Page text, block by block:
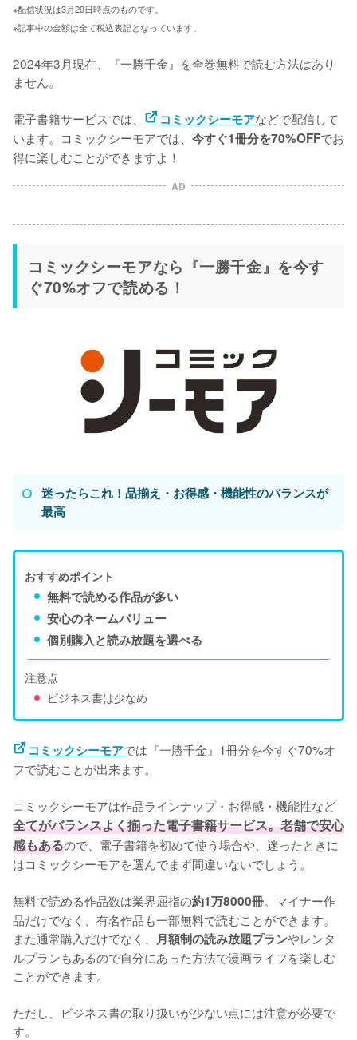
※配信状況は3月29日時点のものです。
※記事中の金額は全て税込表記となっています。
2024年3月現在、『一勝千金』を全巻無料で読む方法はあり
ません。
電子書籍サービスでは、 コミックシーモアなどで配信して
います。コミックシーモアでは、 今すぐ1冊分を70%OFFでお
得に楽しむことができますよ！
AD
コミックシーモアなら『一勝千金』を今す
ぐ70%オフで読める！
迷ったらこれ！品揃え・お得感・機能性のバランスが
最高
おすすめポイント
無料で読める作品が多い
安心のネームバリュー
個別購入と読み放題を選べる
注意点
ビジネス書は少なめ
コミックシーモアでは『一勝千金』1冊分を今すぐ70%オ
フで読むことが出来ます。
コミックシーモアは作品ラインナップ・お得感・機能性など
全てがバランスよく揃った電子書籍サービス。老舗で安心
感もあるので、電子書籍を初めて使う場合や、迷ったときに
はコミックシーモアを選んでまず間違いないでしょう。
無料で読める作品数は業界屈指の約1万8000冊。マイナー作
品だけでなく、有名作品も一部無料で読むことができます。
また通常購入だけでなく、 月額制の読み放題プランやレンタ
ルプランもあるので自分にあった方法で漫画ライフを楽しむ
ことができます。
ただし、ビジネス書の取り扱いが少ない点には注意が必要で
す。